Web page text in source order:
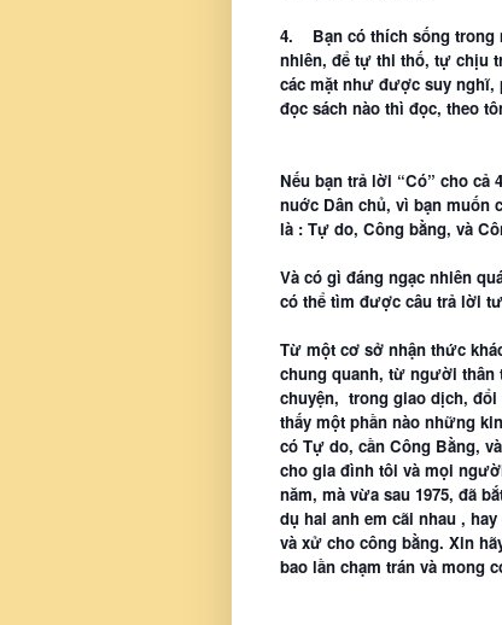
4. Bạn có thích sống
nhiên, để tự thi thố, tự chịu
các mặt như được suy
đọc sách nào thì đọc, theo
Nếu bạn trả lời “Có” cho cả
nuớc Dân chủ, vì bạn muốn
là : Tự do, Công bằng, và
Và có gì đáng ngạc nhiên
có thể tìm được câu trả lời
Từ một cơ sở nhận thức
chung quanh, từ người thân
chuyện, trong giao dịch, đổi
thấy một phần nào những
có Tự do, cần Công Bằng,
cho gia đình tôi và mọi
năm, mà vừa sau 1975, đã
dụ hai anh em cãi nhau ,
và xử cho công bằng. Xin
bao lần chạm trán và mong